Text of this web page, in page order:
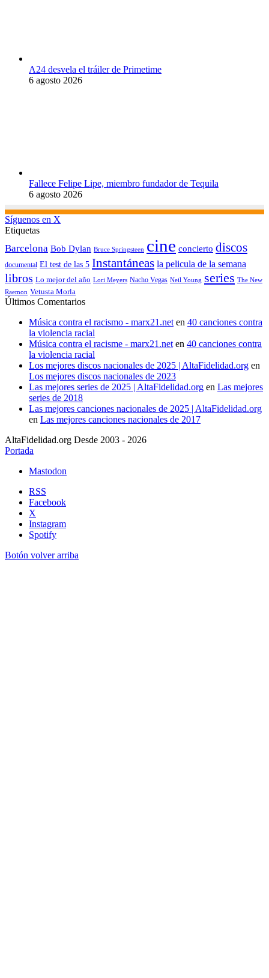
A24 desvela el tráiler de Primetime
6 agosto 2026
Fallece Felipe Lipe, miembro fundador de Tequila
6 agosto 2026
Síguenos en X
Etiquetas
Barcelona Bob Dylan Bruce Springsteen cine concierto discos
documental El test de las 5 Instantáneas la pelicula de la semana
libros Lo mejor del año Lori Meyers Nacho Vegas Neil Young series The New
Raemon Vetusta Morla
Últimos Comentarios
Música contra el racismo - marx21.neten 40 canciones contra
la violencia racial
Música contra el racisme - marx21.neten 40 canciones contra
la violencia racial
Los mejores discos nacionales de 2025 | AltaFidelidad.org en
Los mejores discos nacionales de 2023
Las mejores series de 2025 | AltaFidelidad.org en Las mejores
series de 2018
Las mejores canciones nacionales de 2025 | AltaFidelidad.org
en Las mejores canciones nacionales de 2017
AltaFidelidad.org Desde 2003 - 2026
Portada
Mastodon
RSS
Facebook
X
Instagram
Spotify
Botón volver arriba